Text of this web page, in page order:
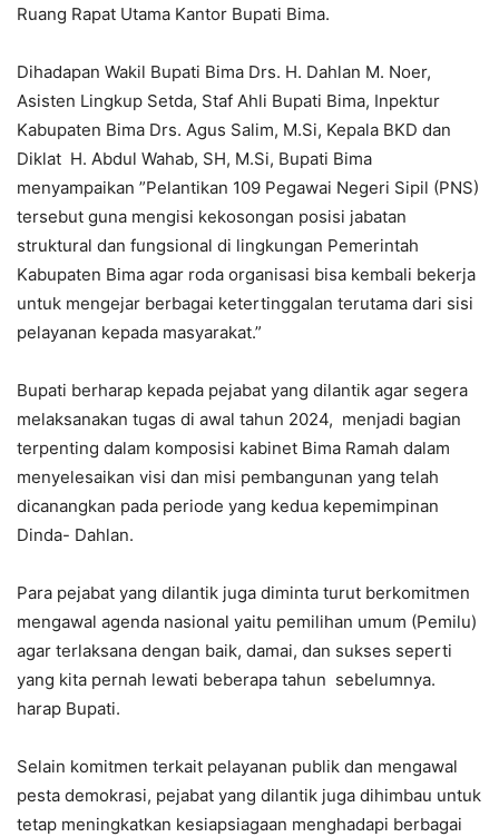
Ruang Rapat Utama Kantor Bupati Bima.
Dihadapan Wakil Bupati Bima Drs. H. Dahlan M. Noer,
Asisten Lingkup Setda, Staf Ahli Bupati Bima, Inpektur
Kabupaten Bima Drs. Agus Salim, M.Si, Kepala BKD dan
Diklat H. Abdul Wahab, SH, M.Si, Bupati Bima
menyampaikan ”Pelantikan 109 Pegawai Negeri Sipil (PNS)
tersebut guna mengisi kekosongan posisi jabatan
struktural dan fungsional di lingkungan Pemerintah
Kabupaten Bima agar roda organisasi bisa kembali bekerja
untuk mengejar berbagai ketertinggalan terutama dari sisi
pelayanan kepada masyarakat.”
Bupati berharap kepada pejabat yang dilantik agar segera
melaksanakan tugas di awal tahun 2024, menjadi bagian
terpenting dalam komposisi kabinet Bima Ramah dalam
menyelesaikan visi dan misi pembangunan yang telah
dicanangkan pada periode yang kedua kepemimpinan
Dinda- Dahlan.
Para pejabat yang dilantik juga diminta turut berkomitmen
mengawal agenda nasional yaitu pemilihan umum (Pemilu)
agar terlaksana dengan baik, damai, dan sukses seperti
yang kita pernah lewati beberapa tahun sebelumnya.
harap Bupati.
Selain komitmen terkait pelayanan publik dan mengawal
pesta demokrasi, pejabat yang dilantik juga dihimbau untuk
tetap meningkatkan kesiapsiagaan menghadapi berbagai